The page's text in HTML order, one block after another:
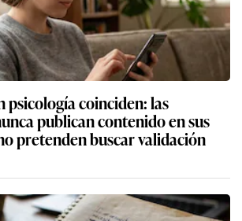
psicología coinciden: las
publican contenido en sus
pretenden buscar validación